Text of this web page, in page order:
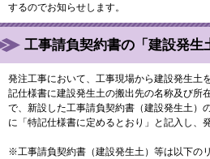
するのでお知らせします。
工事請負契約書の「建設発生
発注工事において、工事現場から建設発生土
記仕様書に建設発生土の搬出先の名称及び所
で、新設した工事請負契約書（建設発生土）
に「特記仕様書に定めるとおり」と記入し、
※工事請負契約書（建設発生土）等は以下の